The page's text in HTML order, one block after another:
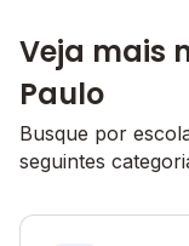
Veja mais
Paulo
Busque por
seguintes